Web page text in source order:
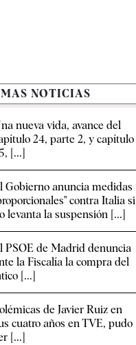
NOTICIAS
nueva vida, avance del
24, parte 2, y capítulo
[...]
Gobierno anuncia medidas
contra Italia si
levanta la suspensión [...]
PSOE de Madrid denuncia
la Fiscalía la compra del
[...]
de Javier Ruiz en
cuatro años en TVE, pudo
[...]